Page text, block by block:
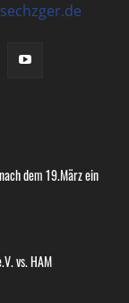
dem 19.März ein
vs. HAM